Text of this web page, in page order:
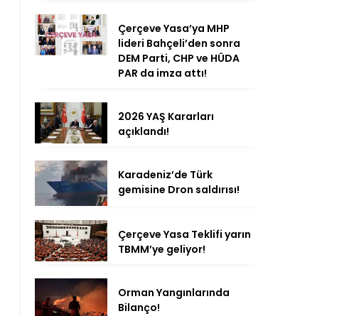
Çerçeve Yasa’ya MHP
lideri Bahçeli’den sonra
DEM Parti, CHP ve HÜDA
PAR da imza attı!
2026 YAŞ Kararları
açıklandı!
Karadeniz’de Türk
gemisine Dron saldırısı!
Çerçeve Yasa Teklifi yarın
TBMM’ye geliyor!
Orman Yangınlarında
Bilanço!